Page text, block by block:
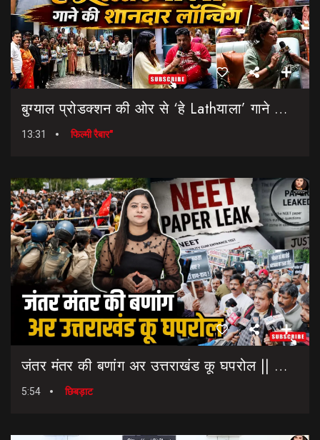
बुग्याल प्रोडक्शन की ओर से ‘हे Lathयाला’ गाने की शानदार लॉन्चिंग || Hey Lathyala || Garhwali Song
13:31 फिल्मी रैबार"
जंतर मंतर की बणांग अर उत्तराखंड कू घपरोल || NEET Paper Leak || Dharmendra Pradhan Resigns
5:54 छिबड़ाट